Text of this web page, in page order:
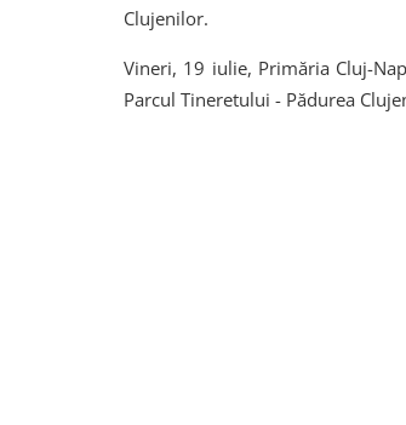
Clujenilor.
Vineri, 19 iulie, Primăria Cluj-
Parcul Tineretului - Pădurea